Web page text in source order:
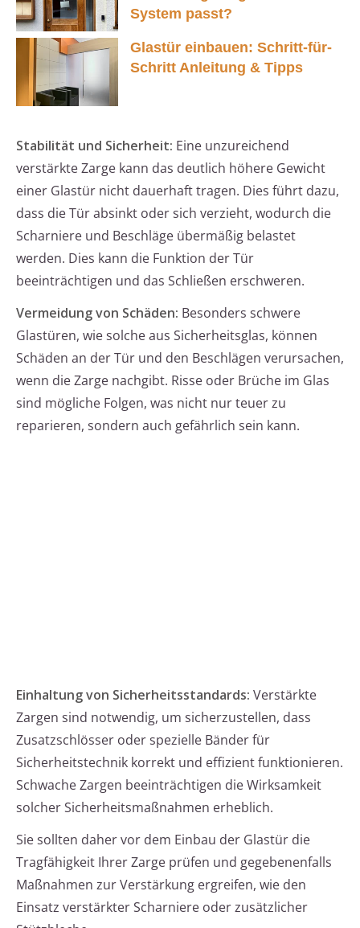
System passt?
Glastür einbauen: Schritt-für-
Schritt Anleitung & Tipps
Stabilität und Sicherheit: Eine unzureichend
verstärkte Zarge kann das deutlich höhere Gewicht
einer Glastür nicht dauerhaft tragen. Dies führt dazu,
dass die Tür absinkt oder sich verzieht, wodurch die
Scharniere und Beschläge übermäßig belastet
werden. Dies kann die Funktion der Tür
beeinträchtigen und das Schließen erschweren.
Vermeidung von Schäden: Besonders schwere
Glastüren, wie solche aus Sicherheitsglas, können
Schäden an der Tür und den Beschlägen verursachen,
wenn die Zarge nachgibt. Risse oder Brüche im Glas
sind mögliche Folgen, was nicht nur teuer zu
reparieren, sondern auch gefährlich sein kann.
Einhaltung von Sicherheitsstandards: Verstärkte
Zargen sind notwendig, um sicherzustellen, dass
Zusatzschlösser oder spezielle Bänder für
Sicherheitstechnik korrekt und effizient funktionieren.
Schwache Zargen beeinträchtigen die Wirksamkeit
solcher Sicherheitsmaßnahmen erheblich.
Sie sollten daher vor dem Einbau der Glastür die
Tragfähigkeit Ihrer Zarge prüfen und gegebenenfalls
Maßnahmen zur Verstärkung ergreifen, wie den
Einsatz verstärkter Scharniere oder zusätzlicher